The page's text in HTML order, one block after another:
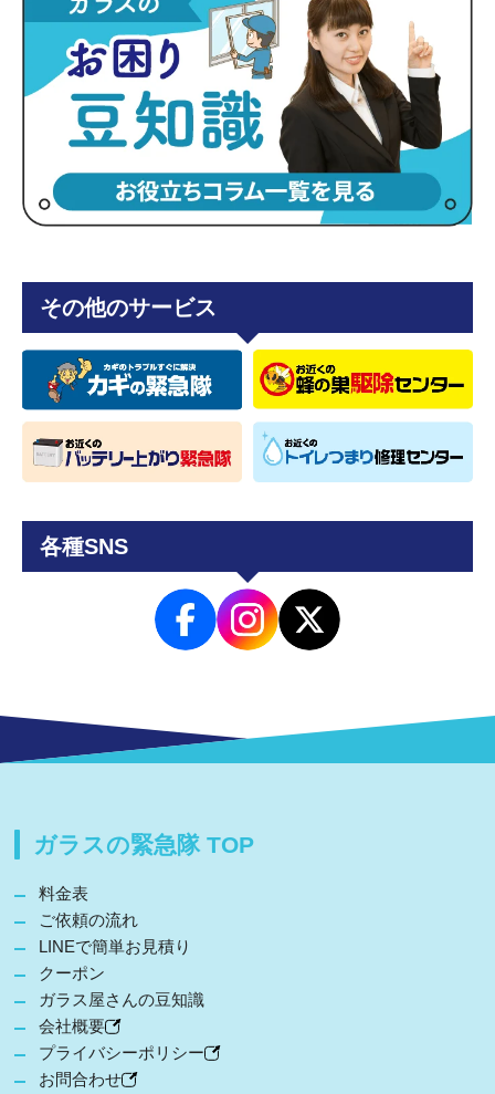
その他のサービス
各種SNS
ガラスの緊急隊 TOP
料金表
ご依頼の流れ
LINEで簡単お見積り
クーポン
ガラス屋さんの豆知識
会社概要
プライバシーポリシー
お問合わせ